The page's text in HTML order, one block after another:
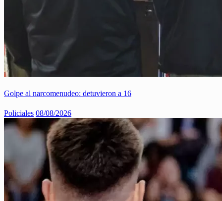
Golpe al narcomenudeo: detuvieron a 16
Policiales 08/08/2026